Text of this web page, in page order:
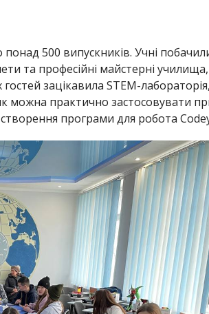
500 випускників. Учні
та професійні майстерні
зацікавила STEM-
можна практично застосовувати
програми для робота